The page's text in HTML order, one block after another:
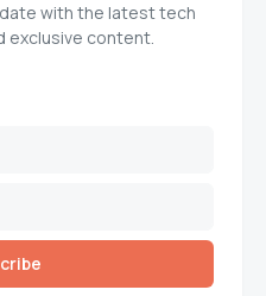
with the latest tech
exclusive content.